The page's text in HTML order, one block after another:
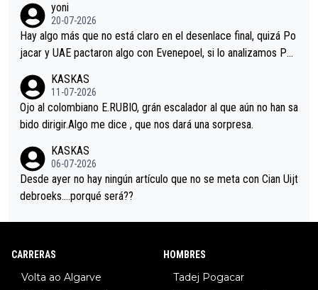
permaneció pegado a su rueda. Parecía increíble la forma en l
a que era capaz de controlar el miedo", recordó."
yoni
20-07-2026
Hay algo más que no está claro en el desenlace final, quizá Po
jacar y UAE pactaron algo con Evenepoel, si lo analizamos Poj
i sin pedalear, luego está el saludo con Evenepoel dándose la
mano de una manera muy fraternal, más allá de los típicos toqu
es en el hombro con que saludaba a Vingegard. Ahí hubo una in
eta, a ver si por querer poner a Del Toro con calzador en posi
ción de podio UAE y Pojacar se van complicar el tour.
KASKAS
11-07-2026
Ojo al colombiano E.RUBIO, grán escalador al que aún no han sa
bido dirigir.Algo me dice , que nos dará una sorpresa.
KASKAS
06-07-2026
Desde ayer no hay ningún artículo que no se meta con Cian Uijt
debroeks….porqué será??
CARRERAS
Volta ao Algarve
HOMBRES
Tadej Pogacar